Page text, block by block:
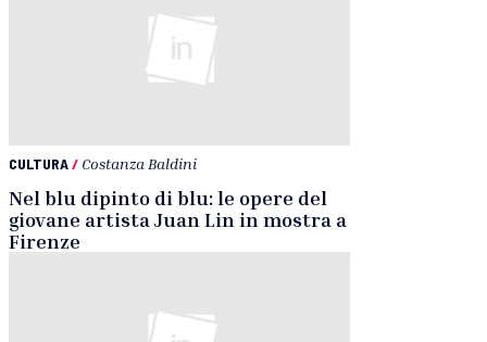
CULTURA/ Costanza Baldini
Nel blu dipinto di blu: le opere del
giovane artista Juan Lin in mostra a
Firenze